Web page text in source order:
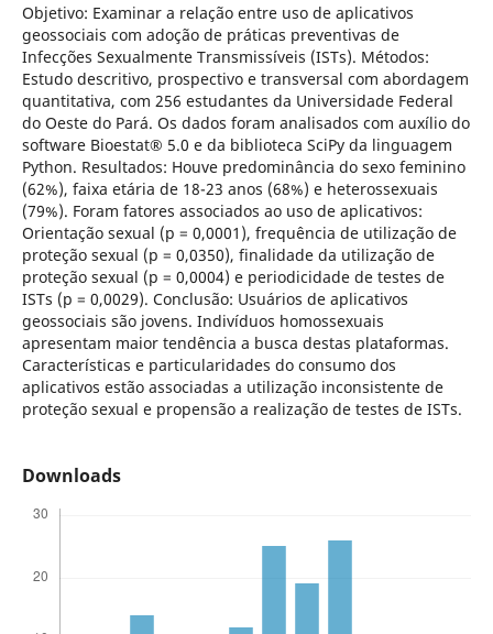
Objetivo: Examinar a relação entre uso de aplicativos
geossociais com adoção de práticas preventivas de
Infecções Sexualmente Transmissíveis (ISTs). Métodos:
Estudo descritivo, prospectivo e transversal com abordagem
quantitativa, com 256 estudantes da Universidade Federal
do Oeste do Pará. Os dados foram analisados com auxílio do
software Bioestat® 5.0 e da biblioteca SciPy da linguagem
Python. Resultados: Houve predominância do sexo feminino
(62%), faixa etária de 18-23 anos (68%) e heterossexuais
(79%). Foram fatores associados ao uso de aplicativos:
Orientação sexual (p = 0,0001), frequência de utilização de
proteção sexual (p = 0,0350), finalidade da utilização de
proteção sexual (p = 0,0004) e periodicidade de testes de
ISTs (p = 0,0029). Conclusão: Usuários de aplicativos
geossociais são jovens. Indivíduos homossexuais
apresentam maior tendência a busca destas plataformas.
Características e particularidades do consumo dos
aplicativos estão associadas a utilização inconsistente de
proteção sexual e propensão a realização de testes de ISTs.
Downloads